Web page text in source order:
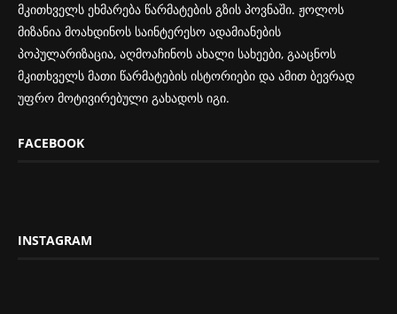
მკითხველს ეხმარება წარმატების გზის პოვნაში. ჟოლოს
მიზანია მოახდინოს საინტერესო ადამიანების
პოპულარიზაცია, აღმოაჩინოს ახალი სახეები, გააცნოს
მკითხველს მათი წარმატების ისტორიები და ამით ბევრად
უფრო მოტივირებული გახადოს იგი.
FACEBOOK
INSTAGRAM